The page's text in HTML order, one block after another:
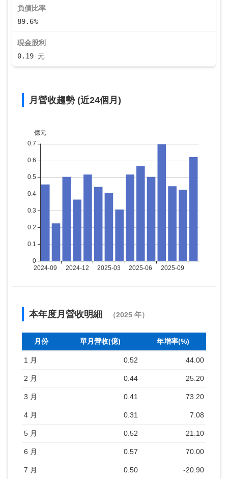
負債比率
89.6%
現金股利
0.19 元
月營收趨勢 (近24個月)
本年度月營收明細 （2025 年）
月份 單月營收(億) 年增率(%)
1 月 0.52 44.00
2 月 0.44 25.20
3 月 0.41 73.20
4 月 0.31 7.08
5 月 0.52 21.10
6 月 0.57 70.00
7 月 0.50 -20.90